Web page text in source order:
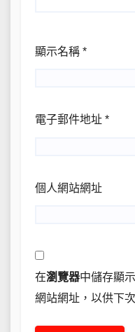
顯示名稱 *
電子郵件地址 *
個人網站網址
在瀏覽器中儲存顯
網站網址，以供下